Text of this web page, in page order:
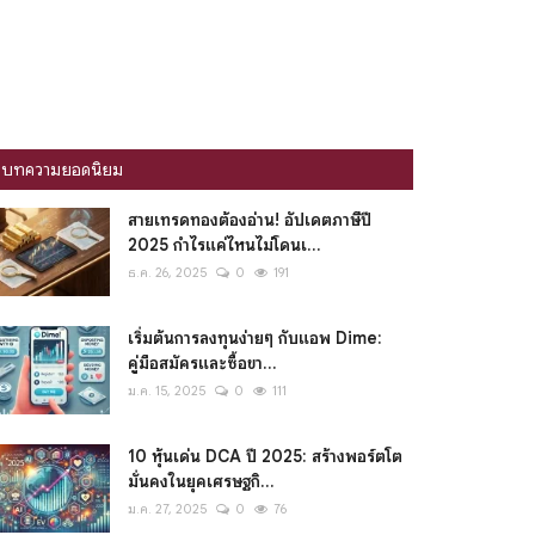
บทความยอดนิยม
สายเทรดทองต้องอ่าน! อัปเดตภาษีปี
2025 กำไรแค่ไหนไม่โดนเ...
ธ.ค. 26, 2025 0 191
เริ่มต้นการลงทุนง่ายๆ กับแอพ Dime:
คู่มือสมัครและซื้อขา...
ม.ค. 15, 2025 0 111
10 หุ้นเด่น DCA ปี 2025: สร้างพอร์ตโต
มั่นคงในยุคเศรษฐกิ...
ม.ค. 27, 2025 0 76